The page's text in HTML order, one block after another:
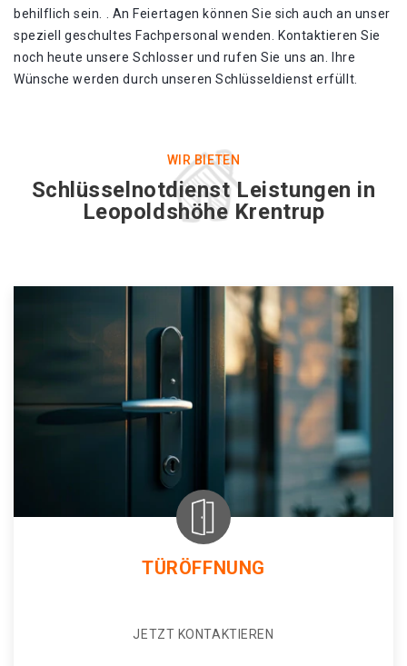
behilflich sein. . An Feiertagen können Sie sich auch an unser
speziell geschultes Fachpersonal wenden. Kontaktieren Sie
noch heute unsere Schlosser und rufen Sie uns an. Ihre
Wünsche werden durch unseren Schlüsseldienst erfüllt.
WIR BIETEN
Schlüsselnotdienst Leistungen in
Leopoldshöhe Krentrup
TÜRÖFFNUNG
JETZT KONTAKTIEREN